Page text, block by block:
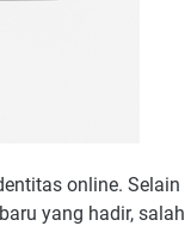
online. Selain
yang hadir, salah